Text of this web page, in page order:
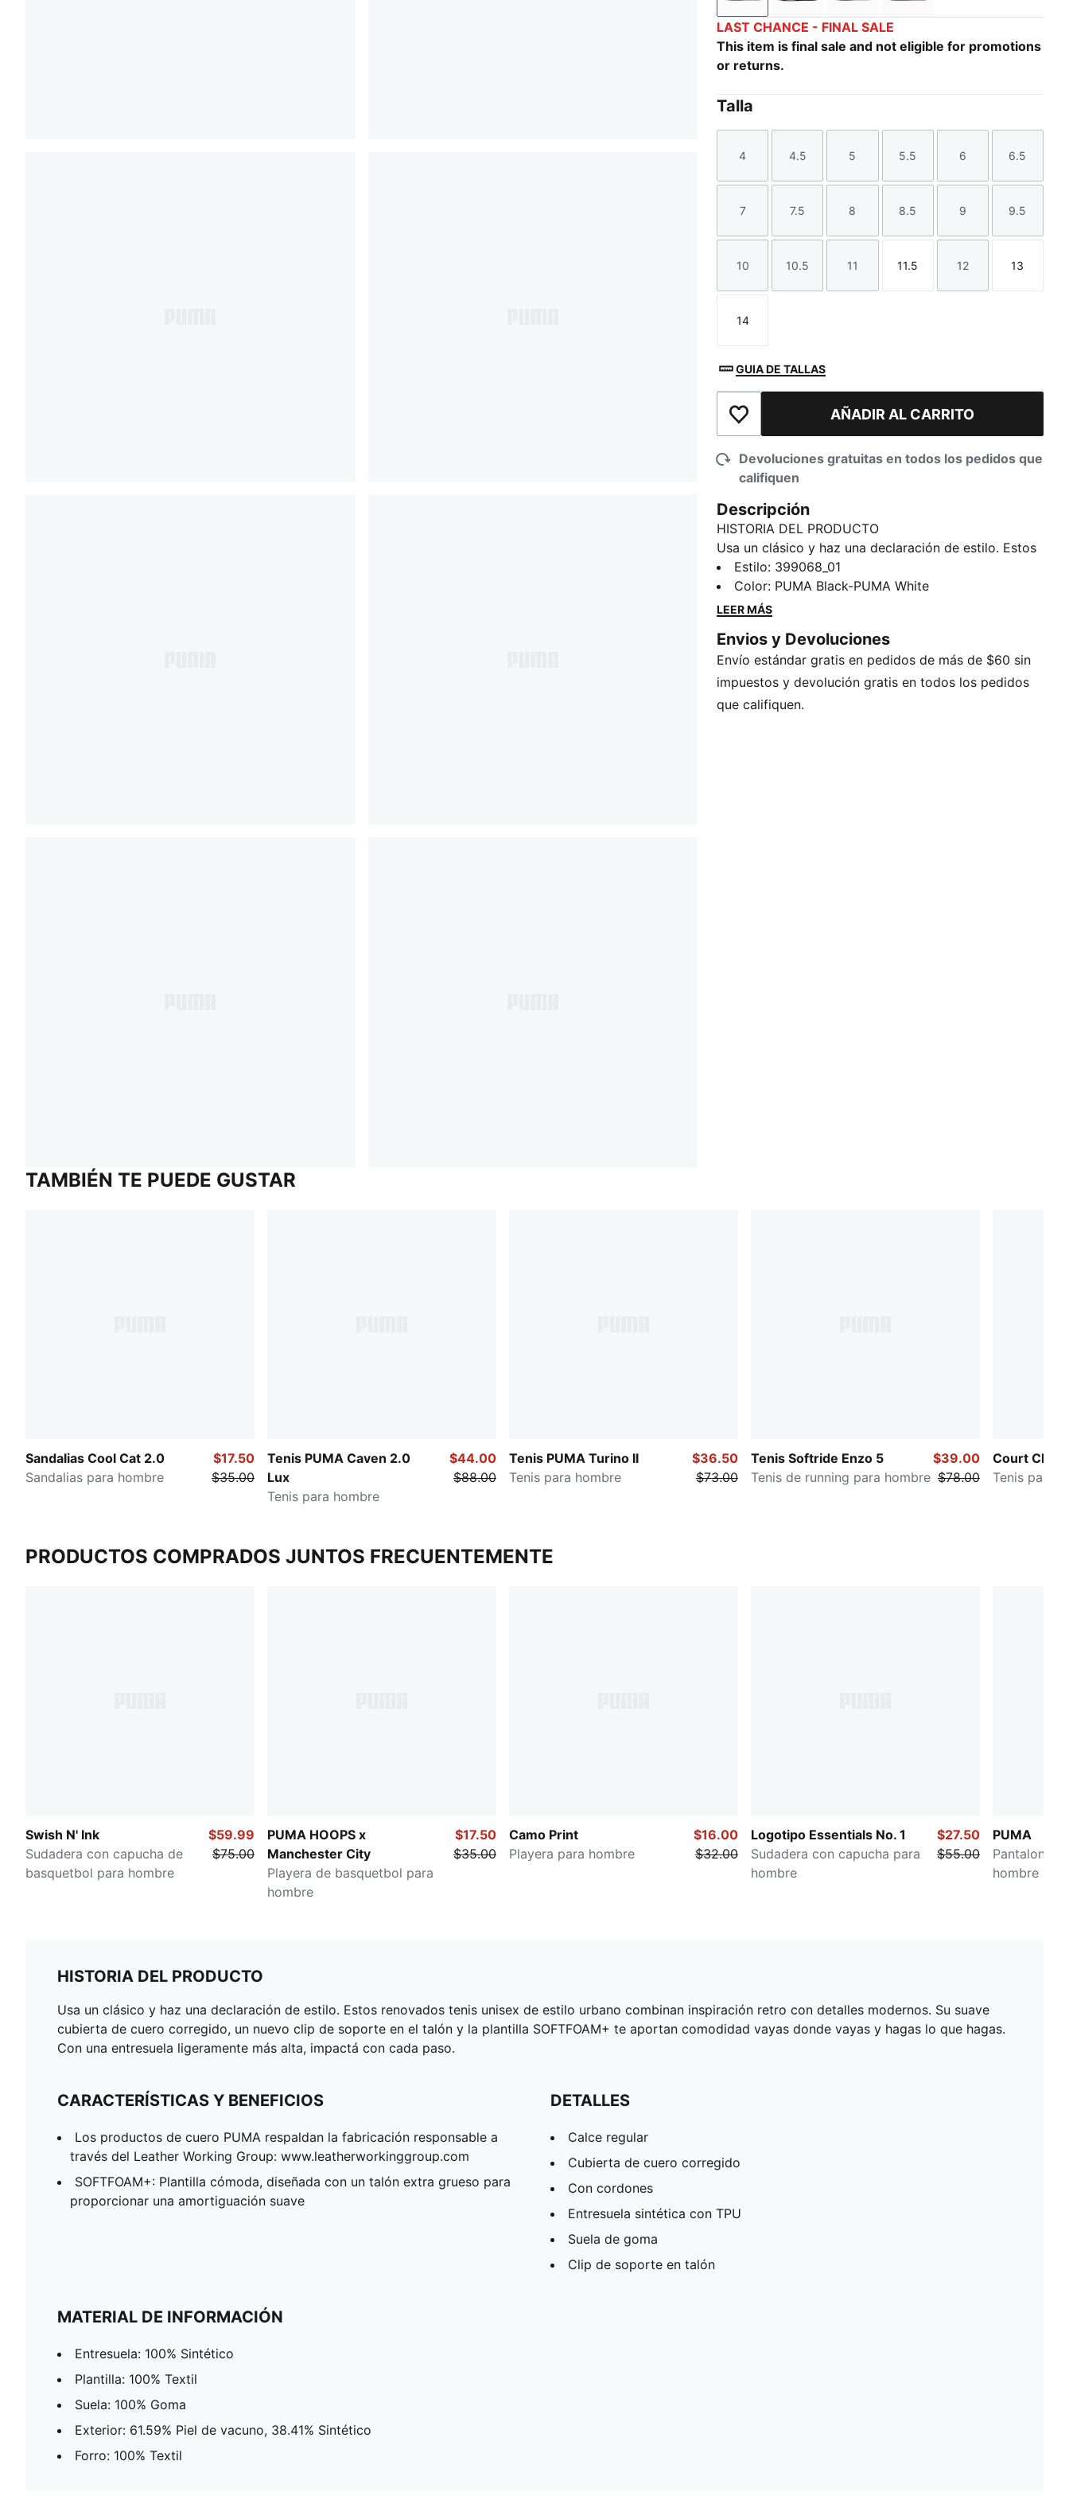
LAST CHANCE - FINAL SALE
This item is final sale and not eligible for promotions
or returns.
Talla
Talla
4
Talla
4.5
Talla
5
Talla
5.5
Talla
6
Talla
6.5
Talla
7
Talla
7.5
Talla
8
Talla
8.5
Talla
9
Talla
9.5
Talla
10
Talla
10.5
Talla
11
Talla
11.5
Talla
12
Talla
13
Talla
14
GUIA DE TALLAS
Añadir a la lista de deseosAÑADIR AL CARRITO
Devoluciones gratuitas en todos los pedidos que
califiquen
Descripción
HISTORIA DEL PRODUCTO
Usa un clásico y haz una declaración de estilo. Estos
renovados tenis unisex de estilo urbano combinan
inspiración retro con detalles modernos. Su suave
cubierta de cuero corregido, un nuevo clip de
aportan comodidad vayas donde vayas y hagas lo
que hagas. Con una entresuela ligeramente más alta,
impactá con cada paso.
CARACTERÍSTICAS Y BENEFICIOS
Estilo: 399068_01
Color: PUMA Black-PUMA White
LEER MÁS
Envios y Devoluciones
Envío estándar gratis en pedidos de más de $60 sin
impuestos y devolución gratis en todos los pedidos
que califiquen.
TAMBIÉN TE PUEDE GUSTAR
Sandalias Cool Cat 2.0
Sandalias para hombre
$17.50
$35.00
Tenis PUMA Caven 2.0
Lux
Tenis para hombre
$44.00
$88.00
Tenis PUMA Turino II
Tenis para hombre
$36.50
$73.00
Tenis Softride Enzo 5
Tenis de running para hombre
$39.00
$78.00
Court
Tenis para
PRODUCTOS COMPRADOS JUNTOS FRECUENTEMENTE
Swish N' Ink
Sudadera con capucha de
basquetbol para hombre
$59.99
$75.00
PUMA HOOPS x
Manchester City
Playera de basquetbol para
hombre
$17.50
$35.00
Camo Print
Playera para hombre
$16.00
$32.00
Logotipo Essentials No. 1
Sudadera con capucha para
hombre
$27.50
$55.00
PUMA
Pantalones
hombre
HISTORIA DEL PRODUCTO
Usa un clásico y haz una declaración de estilo. Estos renovados tenis unisex de estilo urbano combinan inspiración retro con detalles modernos. Su suave
cubierta de cuero corregido, un nuevo clip de soporte en el talón y la plantilla SOFTFOAM+ te aportan comodidad vayas donde vayas y hagas lo que hagas.
Con una entresuela ligeramente más alta, impactá con cada paso.
CARACTERÍSTICAS Y BENEFICIOS
Los productos de cuero PUMA respaldan la fabricación responsable a
través del Leather Working Group: www.leatherworkinggroup.com
SOFTFOAM+: Plantilla cómoda, diseñada con un talón extra grueso para
proporcionar una amortiguación suave
DETALLES
Calce regular
Cubierta de cuero corregido
Con cordones
Entresuela sintética con TPU
Suela de goma
Clip de soporte en talón
MATERIAL DE INFORMACIÓN
Entresuela: 100% Sintético
Plantilla: 100% Textil
Suela: 100% Goma
Exterior: 61.59% Piel de vacuno, 38.41% Sintético
Forro: 100% Textil